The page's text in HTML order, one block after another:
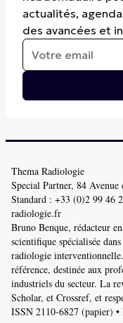
actualités,
des avancées et
Thema Radiologie
Special Partner, 84
Standard : +33 (0)2 99 46
radiologie.fr
Bruno Benque, rédacteur
scientifique spécialisée
radiologie
référence, destinée aux
industriels du secteur. La
Scholar, et Crossref, et
ISSN 2110-6827 (papier)